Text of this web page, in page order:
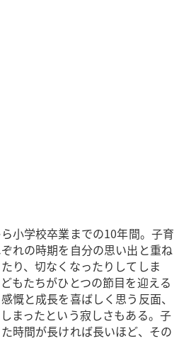
小学校卒業までの10年間。子育
れの時期を自分の思い出と重ね
り、切なくなったりしてしま
もたちがひとつの節目を迎える
慨と成長を喜ばしく思う反面、
まったという寂しさもある。子
時間が長ければ長いほど、その